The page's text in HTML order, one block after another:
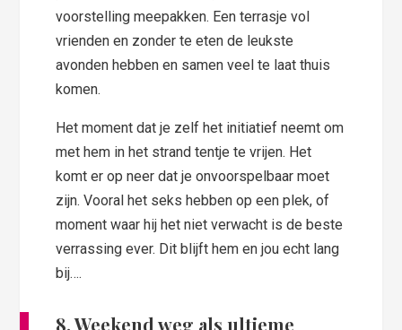
voorstelling meepakken. Een terrasje vol
vrienden en zonder te eten de leukste
avonden hebben en samen veel te laat thuis
komen.
Het moment dat je zelf het initiatief neemt om
met hem in het strand tentje te vrijen. Het
komt er op neer dat je onvoorspelbaar moet
zijn. Vooral het seks hebben op een plek, of
moment waar hij het niet verwacht is de beste
verrassing ever. Dit blijft hem en jou echt lang
bij….
8. Weekend weg als ultieme